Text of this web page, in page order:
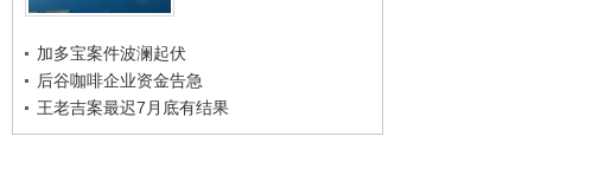
加多宝案件波澜起伏
后谷咖啡企业资金告急
王老吉案最迟7月底有结果